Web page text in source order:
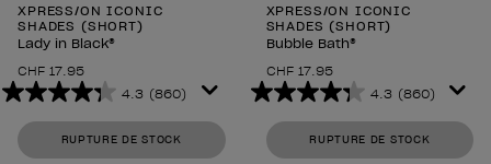
XPRESS/ON ICONIC
SHADES (SHORT)
Lady in Black®
CHF 17.95
4.3 (860)
4.3
sur
5
RUPTURE DE STOCK
XPRESS/ON ICONIC
SHADES (SHORT)
Bubble Bath®
CHF 17.95
4.3 (860)
4.3
sur
5
RUPTURE DE STOCK